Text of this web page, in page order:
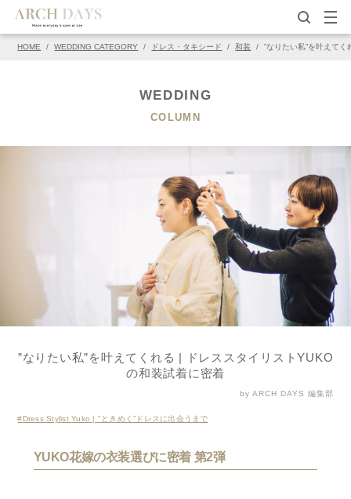
HOME / WEDDING CATEGORY / ドレス・タキシード / 和装 / ”なりたい私”を叶えて
WEDDING
COLUMN
”なりたい私”を叶えてくれる | ドレススタイリストYUKO
の和装試着に密着
by ARCH DAYS 編集部
Dress Stylist Yuko | "ときめく”ドレスに出会うまで
YUKO花嫁の衣装選びに密着 第2弾
▽この写真の元ページ